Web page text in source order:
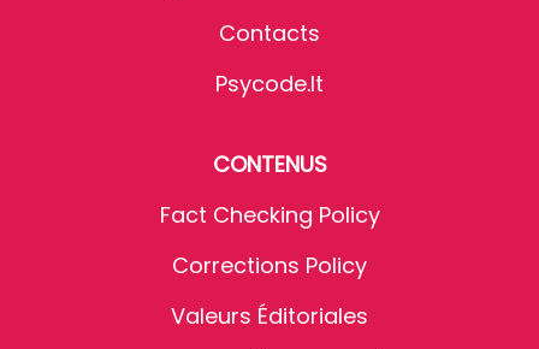
Contacts
Psycode.it
CONTENUS
Fact Checking Policy
Corrections Policy
Valeurs Éditoriales